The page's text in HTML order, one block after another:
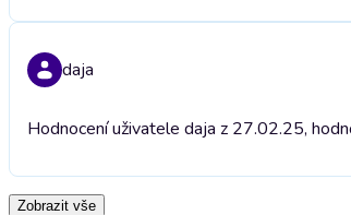
daja
Hodnocení uživatele daja z 27.02.25,
Zobrazit vše